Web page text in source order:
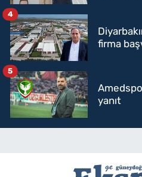
firma
4
yanıt
5